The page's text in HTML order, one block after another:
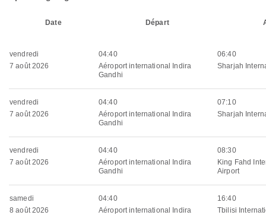
Date Départ
vendredi
7 août 2026
04:40
Aéroport international Indira
Gandhi
06:40
Sharjah
vendredi
7 août 2026
04:40
Aéroport international Indira
Gandhi
07:10
Sharjah
vendredi
7 août 2026
04:40
Aéroport international Indira
Gandhi
08:30
King Fahd
Airport
samedi
8 août 2026
04:40
Aéroport international Indira
16:40
Tbilisi